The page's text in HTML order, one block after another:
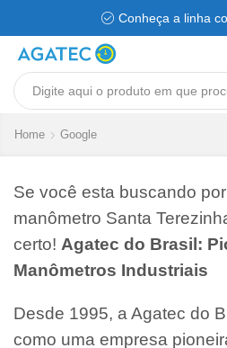
Conheça a linha
Home Google
Se você esta buscando
manômetro Santa
certo! Agatec do Brasil:
Manômetros Industriais
Desde 1995, a Agatec do
como uma empresa